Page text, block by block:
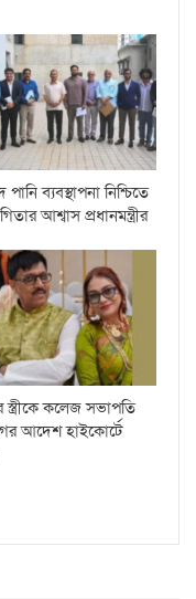
পানি ব্যবস্থাপনা নিশ্চিতে
আশ্বাস প্রধানমন্ত্রীর
স্ত্রীকে কলেজ সভাপতি
আদেশ হাইকোর্টে